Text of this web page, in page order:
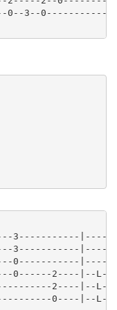
0--3--
3-----------
3-----------
0-----------|-----
0------2----|--
2----|--
0----|--